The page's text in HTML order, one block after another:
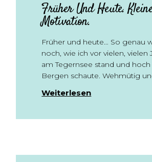
Früher Und Heute.
Motivation.
Früher und heute… So genau
noch, wie ich vor vielen, vielen
am Tegernsee stand und hoch
Bergen schaute. Wehmütig
Weiterlesen